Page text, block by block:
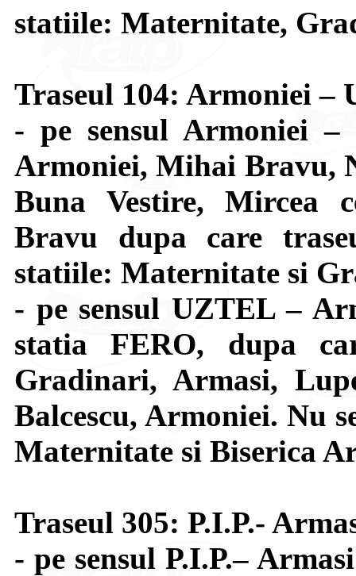
statiile: Maternitate,
Traseul 104: Armoniei –
- pe sensul Armoniei
Armoniei, Mihai Bravu,
Buna Vestire, Mircea
Bravu dupa care
statiile: Maternitate si
- pe sensul UZTEL –
statia FERO, dupa
Gradinari, Armasi,
Balcescu, Armoniei. Nu
Maternitate si Biserica
Traseul 305: P.I.P.-
- pe sensul P.I.P.–